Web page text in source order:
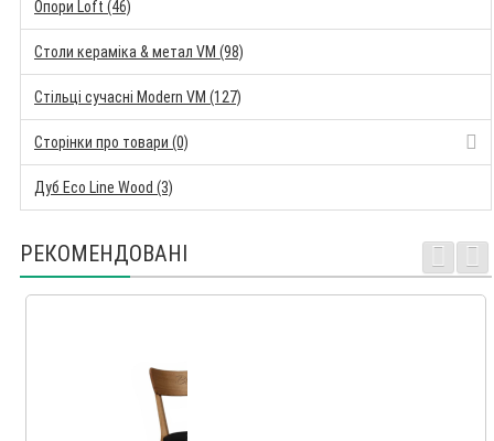
Опори Loft (46)
Столи кераміка & метал VM (98)
Стільці сучасні Modern VM (127)
Сторінки про товари (0)
Дуб Eco Line Wood (3)
РЕКОМЕНДОВАНІ